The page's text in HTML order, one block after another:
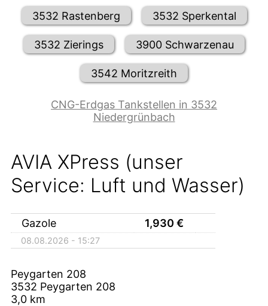
3532 Rastenberg 3532 Sperkental
3532 Zierings 3900 Schwarzenau
3542 Moritzreith
CNG-Erdgas Tankstellen in 3532
Niedergrünbach
AVIA XPress (unser
Service: Luft und Wasser)
Gazole 1,930 €
08.08.2026 - 15:27
Peygarten 208
3532 Peygarten 208
3,0 km